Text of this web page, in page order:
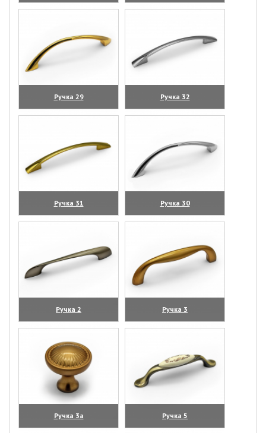
(увеличить)
(увеличить)
Ручка 29
(увеличить)
Ручка 32
(увеличить)
Ручка 31
(увеличить)
Ручка 30
(увеличить)
Ручка 2
(увеличить)
Ручка 3
(увеличить)
Ручка 3а
(увеличить)
Ручка 5
(увеличить)